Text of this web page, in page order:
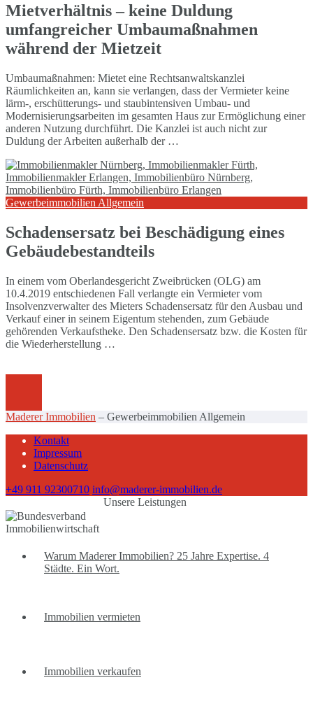
Mietverhältnis – keine Duldung
umfangreicher Umbaumaßnahmen
während der Mietzeit
Umbaumaßnahmen: Mietet eine Rechtsanwaltskanzlei
Räumlichkeiten an, kann sie verlangen, dass der Vermieter keine
lärm-, erschütterungs- und staubintensiven Umbau- und
Modernisierungsarbeiten im gesamten Haus zur Ermöglichung einer
anderen Nutzung durchführt. Die Kanzlei ist auch nicht zur
Duldung der Arbeiten außerhalb der …
Gewerbeimmobilien Allgemein
Schadensersatz bei Beschädigung eines
Gebäudebestandteils
In einem vom Oberlandesgericht Zweibrücken (OLG) am
10.4.2019 entschiedenen Fall verlangte ein Vermieter vom
Insolvenzverwalter des Mieters Schadensersatz für den Ausbau und
Verkauf einer in seinem Eigentum stehenden, zum Gebäude
gehörenden Verkaufstheke. Den Schadensersatz bzw. die Kosten für
die Wiederherstellung …
Maderer Immobilien – Gewerbeimmobilien Allgemein
Kontakt
Impressum
Datenschutz
+49 911 92300710 info@maderer-immobilien.de
Unsere Leistungen
Warum Maderer Immobilien? 25 Jahre Expertise. 4
Städte. Ein Wort.
Immobilien vermieten
Immobilien verkaufen